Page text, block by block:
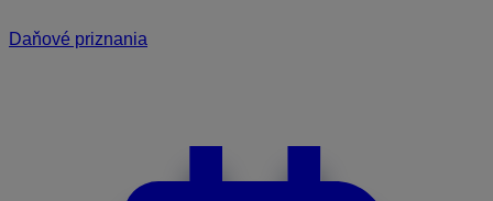
Daňové priznania